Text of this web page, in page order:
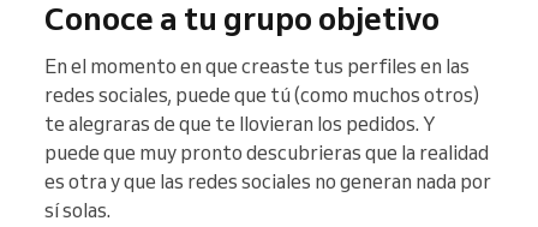
Conoce a tu grupo objetivo
En el momento en que creaste tus perfiles en las
redes sociales, puede que tú (como muchos otros)
te alegraras de que te llovieran los pedidos. Y
puede que muy pronto descubrieras que la realidad
es otra y que las redes sociales no generan nada por
sí solas.